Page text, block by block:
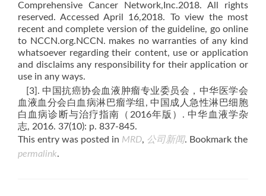
Comprehensive Cancer Network,Inc.2018. All rights
reserved. Accessed April 16,2018. To view the most
recent and complete version of the guideline, go online
to NCCN.org.NCCN. makes no warranties of any kind
whatsoever regarding their content, use or application
and disclaims any responsibility for their application or
use in any ways.
[3]. 中国抗癌协会血液肿瘤专业委员会，中华医学会
血液血分会白血病淋巴瘤学组, 中国成人急性淋巴细胞
白血病诊断与治疗指南（2016年版）. 中华血液学杂
志, 2016. 37(10): p. 837-845.
This entry was posted in MRD, 公司新闻. Bookmark the
permalink.